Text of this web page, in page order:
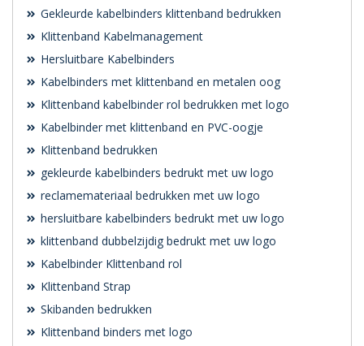
Gekleurde kabelbinders klittenband bedrukken
Klittenband Kabelmanagement
Hersluitbare Kabelbinders
Kabelbinders met klittenband en metalen oog
Klittenband kabelbinder rol bedrukken met logo
Kabelbinder met klittenband en PVC-oogje
Klittenband bedrukken
gekleurde kabelbinders bedrukt met uw logo
reclamemateriaal bedrukken met uw logo
hersluitbare kabelbinders bedrukt met uw logo
klittenband dubbelzijdig bedrukt met uw logo
Kabelbinder Klittenband rol
Klittenband Strap
Skibanden bedrukken
Klittenband binders met logo